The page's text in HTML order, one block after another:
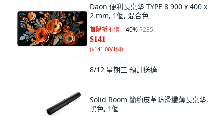
Daon 便利長桌墊 TYPE 8 900 x 400 x
2 mm, 1個, 混合色
首購折扣價 40%$235
$141
($141.00/1個)
8/12 星期三 預計送達
Solid Room 簡約皮革防滑纖薄長桌墊,
黑色, 1個